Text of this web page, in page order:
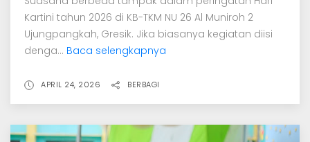
Kartini tahun 2026 di KB-TKM NU 26 Al Muniroh 2
Ujungpangkah, Gresik. Jika biasanya kegiatan diisi
denga... Baca selengkapnya
APRIL 24, 2026 BERBAGI